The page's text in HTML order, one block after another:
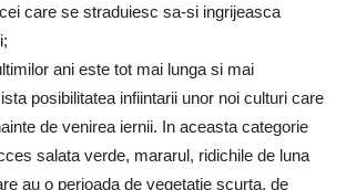
care se straduiesc sa-si ingrijeasca
ani este tot mai lunga si mai
posibilitatea infiintarii unor noi culturi care
de venirea iernii. In aceasta categorie
salata verde, mararul, ridichile de luna
au o perioada de vegetatie scurta, de